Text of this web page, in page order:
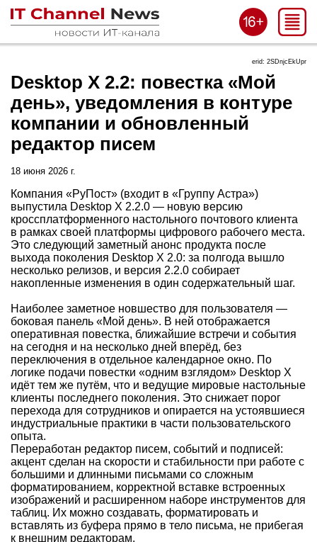
erid: 2SDnjcEkUpr
Desktop X 2.2: повестка «Мой
день», уведомления в контуре
компании и обновленный
редактор писем
18 июня 2026 г.
Компания «РуПост» (входит в «Группу Астра»)
выпустила Desktop X 2.2.0 — новую версию
кроссплатформенного настольного почтового клиента
в рамках своей платформы цифрового рабочего места.
Это следующий заметный анонс продукта после
выхода поколения Desktop X 2.0: за полгода вышло
несколько релизов, и версия 2.2.0 собирает
накопленные изменения в один содержательный шаг.
Наиболее заметное новшество для пользователя —
боковая панель «Мой день». В ней отображается
оперативная повестка, ближайшие встречи и события
на сегодня и на несколько дней вперёд, без
переключения в отдельное календарное окно. По
логике подачи повестки «одним взглядом» Desktop X
идёт тем же путём, что и ведущие мировые настольные
клиенты последнего поколения. Это снижает порог
перехода для сотрудников и опирается на устоявшиеся
индустриальные практики в части пользовательского
опыта.
Переработан редактор писем, событий и подписей:
акцент сделан на скорости и стабильности при работе с
большими и длинными письмами со сложным
форматированием, корректной вставке встроенных
изображений и расширенном наборе инструментов для
таблиц. Их можно создавать, форматировать и
вставлять из буфера прямо в тело письма, не прибегая
к внешним редакторам.